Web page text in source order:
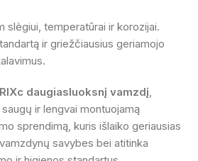
slėgiui, temperatūrai ir korozijai.
ir griežčiausius geriamojo
RIXc daugiasluoksnį vamzdį,
ir lengvai montuojamą
sprendimą, kuris išlaiko geriausias
savybes bei atitinka